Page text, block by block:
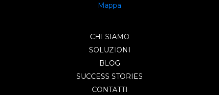
Mappa
CHI SIAMO
SOLUZIONI
BLOG
SUCCESS STORIES
CONTATTI